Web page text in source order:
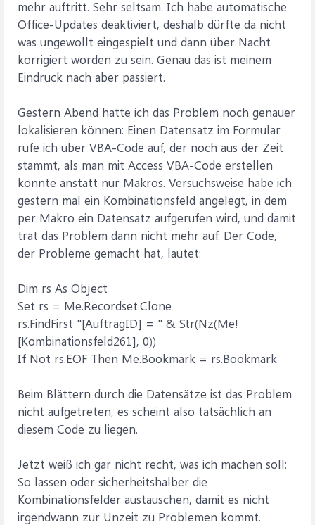
mehr auftritt. Sehr seltsam. Ich habe automatische
Office-Updates deaktiviert, deshalb dürfte da nicht
was ungewollt eingespielt und dann über Nacht
korrigiert worden zu sein. Genau das ist meinem
Eindruck nach aber passiert.
Gestern Abend hatte ich das Problem noch genauer
lokalisieren können: Einen Datensatz im Formular
rufe ich über VBA-Code auf, der noch aus der Zeit
stammt, als man mit Access VBA-Code erstellen
konnte anstatt nur Makros. Versuchsweise habe ich
gestern mal ein Kombinationsfeld angelegt, in dem
per Makro ein Datensatz aufgerufen wird, und damit
trat das Problem dann nicht mehr auf. Der Code,
der Probleme gemacht hat, lautet:
Dim rs As Object
Set rs = Me.Recordset.Clone
rs.FindFirst "[AuftragID] = " & Str(Nz(Me!
[Kombinationsfeld261], 0))
If Not rs.EOF Then Me.Bookmark = rs.Bookmark
Beim Blättern durch die Datensätze ist das Problem
nicht aufgetreten, es scheint also tatsächlich an
diesem Code zu liegen.
Jetzt weiß ich gar nicht recht, was ich machen soll:
So lassen oder sicherheitshalber die
Kombinationsfelder austauschen, damit es nicht
irgendwann zur Unzeit zu Problemen kommt.